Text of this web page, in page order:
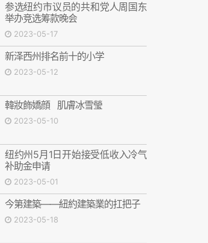
参选纽约市议员的共和党人周国东
举办竞选筹款晚会
2023-05-17
新泽西州排名前十的小学
2023-05-12
韓妝飾嬌顔 肌膚冰雪瑩
2023-05-10
纽约州5月1日开始接受低收入冷气
补助金申请
2023-05-01
今第建築——紐約建築業的扛把子
2023-05-18